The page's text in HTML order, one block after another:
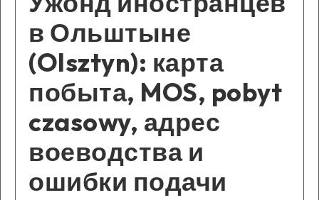
в Ольштыне
(Olsztyn): карта
побыта, MOS, pobyt
czasowy, адрес
воеводства и
ошибки подачи